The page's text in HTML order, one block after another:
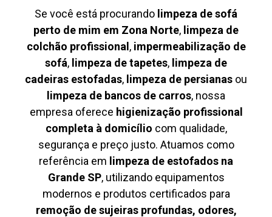
Se você está procurando limpeza de sofá
perto de mim em Zona Norte, limpeza de
colchão profissional , impermeabilização de
sofá, limpeza de tapetes, limpeza de
cadeiras estofadas, limpeza de persianas ou
limpeza de bancos de carros, nossa
empresa oferece higienização profissional
completa à domicílio com qualidade,
segurança e preço justo. Atuamos como
referência em limpeza de estofados na
Grande SP, utilizando equipamentos
modernos e produtos certificados para
remoção de sujeiras profundas, odores,